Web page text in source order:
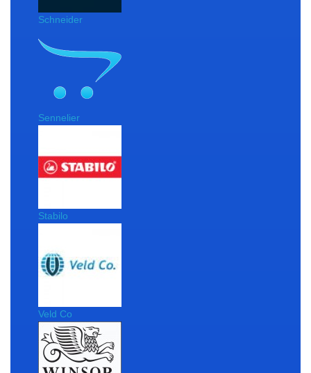
Schneider
Sennelier
Stabilo
Veld Co